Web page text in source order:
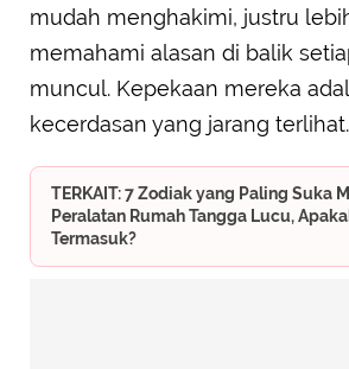
mudah menghakimi, justru
memahami alasan di balik
muncul. Kepekaan mereka
kecerdasan yang jarang terlihat.
TERKAIT: 7 Zodiak yang Paling Suka
Peralatan Rumah Tangga Lucu,
Termasuk?